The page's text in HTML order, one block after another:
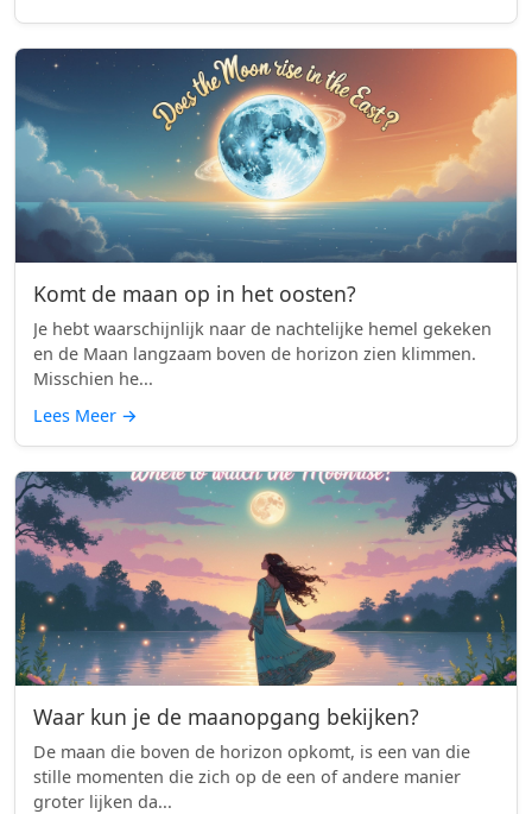
Komt de maan op in het oosten?
Je hebt waarschijnlijk naar de nachtelijke hemel gekeken
en de Maan langzaam boven de horizon zien klimmen.
Misschien he...
Lees Meer →
Waar kun je de maanopgang bekijken?
De maan die boven de horizon opkomt, is een van die
stille momenten die zich op de een of andere manier
groter lijken da...